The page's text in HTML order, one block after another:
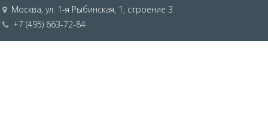
Москва,ул. 1-я Рыбинская, 1, строение 3
+7 (495) 663-72-84